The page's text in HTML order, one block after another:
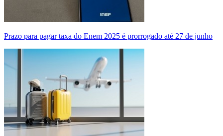
Prazo para pagar taxa do Enem 2025 é prorrogado até 27 de junho